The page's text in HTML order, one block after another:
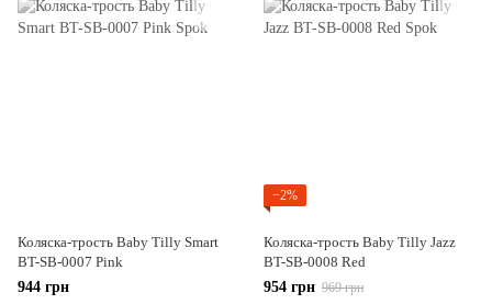
Коляска-трость Baby Tilly Smart
BT-SB-0007 Pink
944 грн
−2%
Коляска-трость Baby Tilly Jazz
BT-SB-0008 Red
954 грн 969 грн